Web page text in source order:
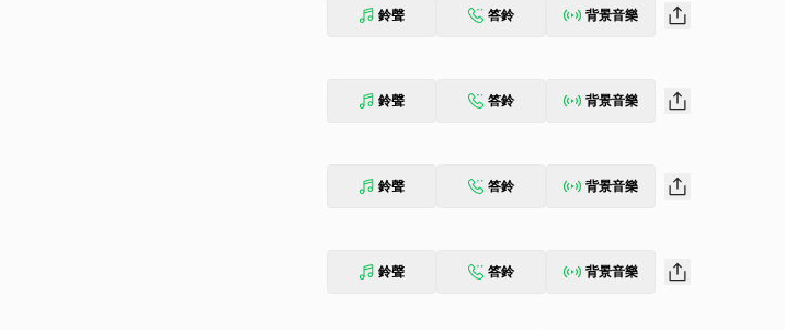
鈴聲 答鈴 背景音樂
鈴聲 答鈴 背景音樂
鈴聲 答鈴 背景音樂
鈴聲 答鈴 背景音樂